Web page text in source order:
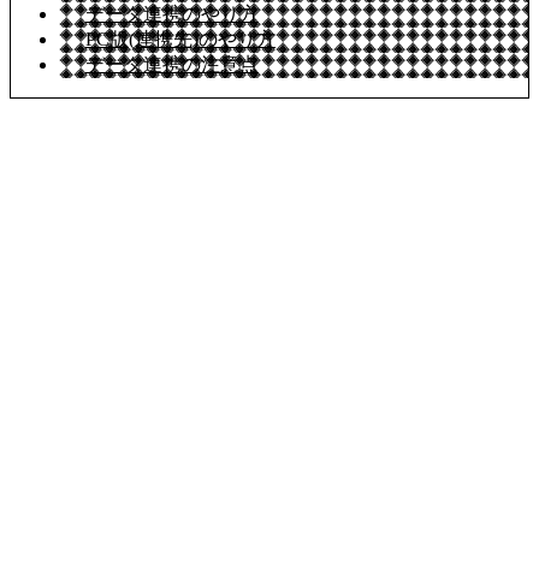
データ連携のやり方
PC版(連携先)のやり方
データ連携の注意点